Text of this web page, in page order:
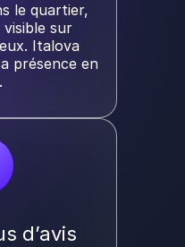
le quartier,
visible sur
Italova
présence en
d’avis